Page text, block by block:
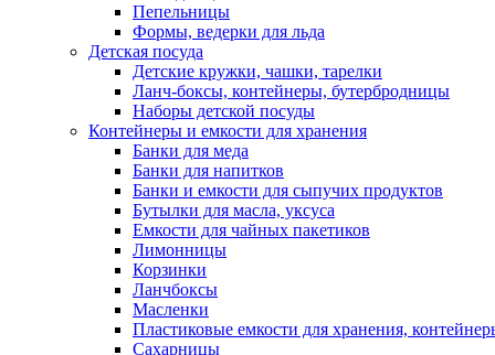
Пепельницы
Формы, ведерки для льда
Детская посуда
Детские кружки, чашки, тарелки
Ланч-боксы, контейнеры, бутербродницы
Наборы детской посуды
Контейнеры и емкости для хранения
Банки для меда
Банки для напитков
Банки и емкости для сыпучих продуктов
Бутылки для масла, уксуса
Емкости для чайных пакетиков
Лимонницы
Корзинки
Ланчбоксы
Масленки
Пластиковые емкости для хранения,
Сахарницы